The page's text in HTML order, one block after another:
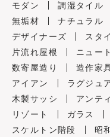
モダン
調湿タイル
無垢材
ナチュラル
デザイナーズ
スタ
片流れ屋根
ニュー
数寄屋造り
造作家
アイアン
ラグジュ
木製サッシ
アンテ
リゾート
ガラス
スケルトン階段
昭